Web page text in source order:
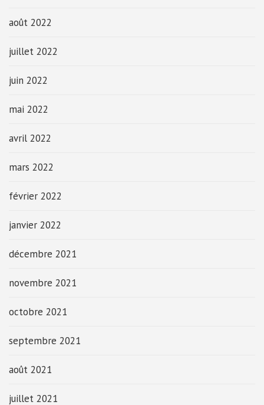
août 2022
juillet 2022
juin 2022
mai 2022
avril 2022
mars 2022
février 2022
janvier 2022
décembre 2021
novembre 2021
octobre 2021
septembre 2021
août 2021
juillet 2021